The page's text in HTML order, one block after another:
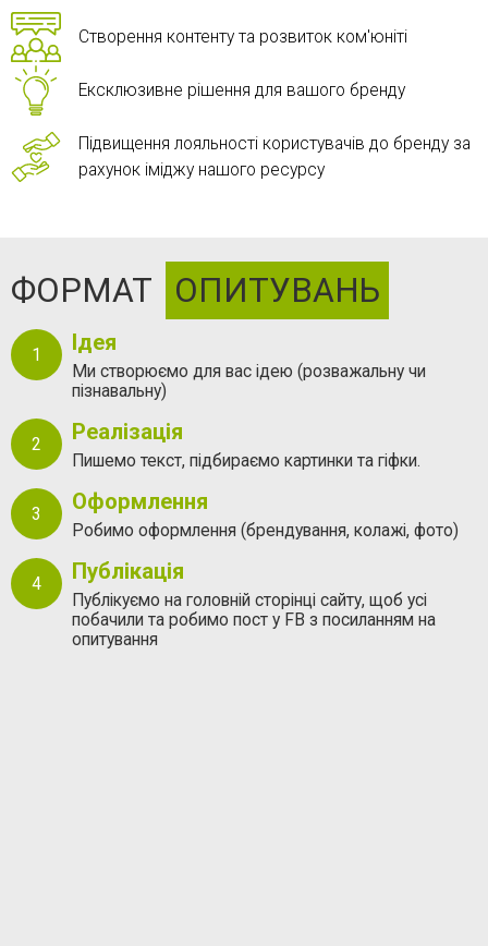
Створення контенту та розвиток ком'юніті
Ексклюзивне рішення для вашого бренду
Підвищення лояльності користувачів до бренду за
рахунок іміджу нашого ресурсу
ФОРМАТ ОПИТУВАНЬ
Ідея
Ми створюємо для вас ідею (розважальну чи
пізнавальну)
Реалізація
Пишемо текст, підбираємо картинки та гіфки.
Оформлення
Робимо оформлення (брендування, колажі, фото)
Публікація
Публікуємо на головній сторінці сайту, щоб усі
побачили та робимо пост у FB з посиланням на
опитування